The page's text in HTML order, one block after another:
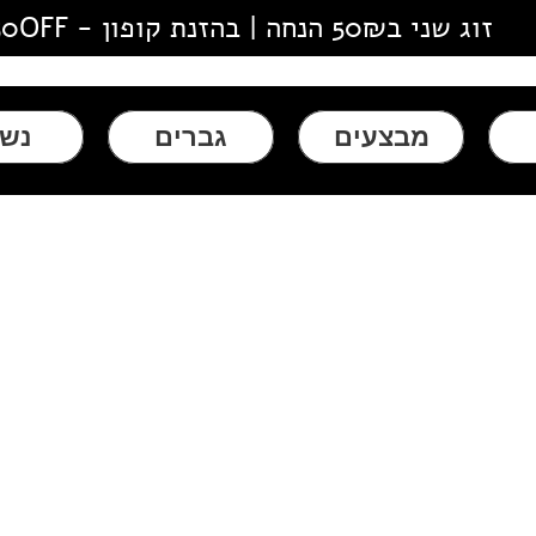
זוג שני ב50₪ הנחה | בהזנת קופון - 50OFF
מבצעים גברים